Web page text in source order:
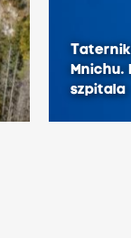
Taternik
Mnichu.
szpitala